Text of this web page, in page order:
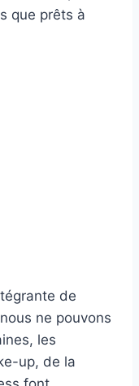
que prêts à
de
ne pouvons
les
up, de la